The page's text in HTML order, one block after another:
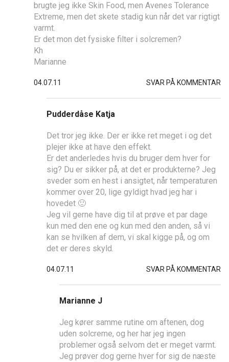
brugte jeg ikke Skin Food, men Avenes Tolerance
Extreme, men det skete stadig kun når det var rigtigt
varmt.
Er det mon det fysiske filter i solcremen?
Kh
Marianne
04.07.11 SVAR PÅ KOMMENTAR
Pudderdåse Katja
Det tror jeg ikke. Der er ikke ret meget i og det
plejer ikke at have den effekt.
Er det anderledes hvis du bruger dem hver for
sig? Du er sikker på, at det er produkterne? Jeg
sveder som en hest i ansigtet, når temperaturen
kommer over 20, lige gyldigt hvad jeg har i
hovedet 🙂
Jeg vil gerne have dig til at prøve et par dage
kun med den ene og kun med den anden, så vi
kan se hvilken af dem, vi skal kigge på, og om
det er deres skyld.
04.07.11 SVAR PÅ KOMMENTAR
Marianne J
Jeg kører samme rutine om aftenen, dog
uden solcreme, og her har jeg ingen
problemer også selvom det er meget varmt.
Jeg prøver dog gerne hver for sig de næste